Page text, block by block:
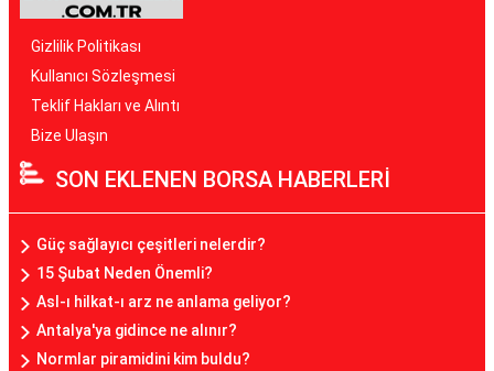
Gizlilik Politikası
Kullanıcı Sözleşmesi
Teklif Hakları ve Alıntı
Bize Ulaşın
SON EKLENEN BORSA HABERLERİ
Güç sağlayıcı çeşitleri nelerdir?
15 Şubat Neden Önemli?
Asl-ı hilkat-ı arz ne anlama geliyor?
Antalya'ya gidince ne alınır?
Normlar piramidini kim buldu?